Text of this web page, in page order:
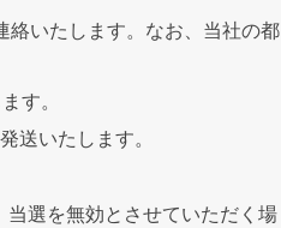
絡いたします。なお、当社の都
す。
送いたします。
選を無効とさせていただく場